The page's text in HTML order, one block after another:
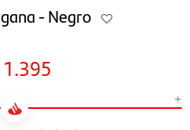
- Negro
1.395
+